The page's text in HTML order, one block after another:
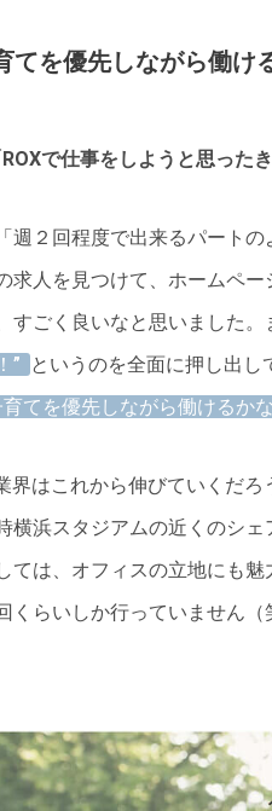
てを優先しながら働け
で仕事をしようと思った
「週２回程度で出来るパート
求人を見つけて、ホームペ
すごく良いなと思いました
” というのを全面に押し出
てを優先しながら働けるか
界はこれから伸びていくだ
横浜スタジアムの近くのシ
ては、オフィスの立地にも
くらいしか行っていません（